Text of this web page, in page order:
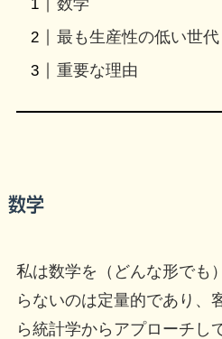
数学
最も生産性の低い世代
重要な理由
数学
私は数学を（どんな形でも
らないのは定量的であり、
ら統計学からアプローチし